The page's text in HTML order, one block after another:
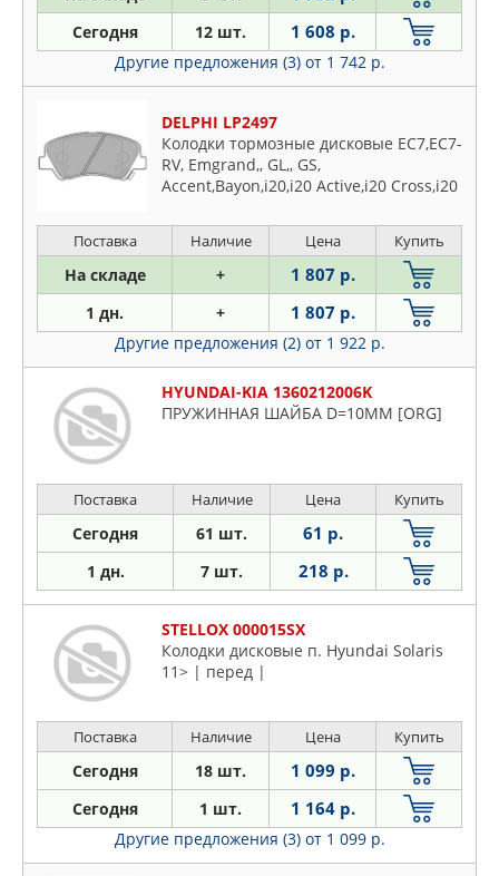
Сегодня 12 шт. 1 608 р.
Другие предложения (3) от 1 742 р.
DELPHI LP2497
Колодки тормозные дисковые EC7,EC7-
RV, Emgrand,, GL,, GS,
Accent,Bayon,i20,i20 Active,i20 Cross,i20
Поставка Наличие Цена Купить
На складе + 1 807 р.
1 дн. + 1 807 р.
Другие предложения (2) от 1 922 р.
HYUNDAI-KIA 1360212006K
ПРУЖИННАЯ ШАЙБА D=10ММ [ORG]
Поставка Наличие Цена Купить
Сегодня 61 шт. 61 р.
1 дн. 7 шт. 218 р.
STELLOX 000015SX
Колодки дисковые п. Hyundai Solaris
11> | перед |
Поставка Наличие Цена Купить
Сегодня 18 шт. 1 099 р.
Сегодня 1 шт. 1 164 р.
Другие предложения (3) от 1 099 р.